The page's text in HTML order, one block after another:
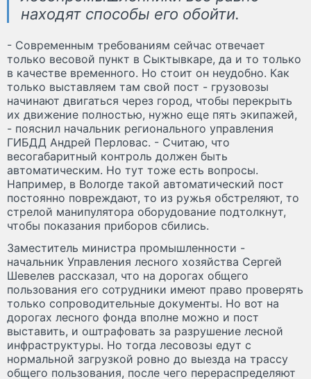
находят способы его обойти.
- Современным требованиям сейчас отвечает
только весовой пункт в Сыктывкаре, да и то только
в качестве временного. Но стоит он неудобно. Как
только выставляем там свой пост - грузовозы
начинают двигаться через город, чтобы перекрыть
их движение полностью, нужно еще пять экипажей,
- пояснил начальник регионального управления
ГИБДД Андрей Перловас. - Считаю, что
весогабаритный контроль должен быть
автоматическим. Но тут тоже есть вопросы.
Например, в Вологде такой автоматический пост
постоянно повреждают, то из ружья обстреляют, то
стрелой манипулятора оборудование подтолкнут,
чтобы показания приборов сбились.
Заместитель министра промышленности -
начальник Управления лесного хозяйства Сергей
Шевелев рассказал, что на дорогах общего
пользования его сотрудники имеют право проверять
только сопроводительные документы. Но вот на
дорогах лесного фонда вполне можно и пост
выставить, и оштрафовать за разрушение лесной
инфраструктуры. Но тогда лесовозы едут с
нормальной загрузкой ровно до выезда на трассу
общего пользования, после чего перераспределяют